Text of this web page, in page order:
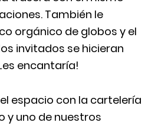
También le
orgánico de globos y el
invitados se hicieran
encantaría!
espacio con la cartelería
y uno de nuestros